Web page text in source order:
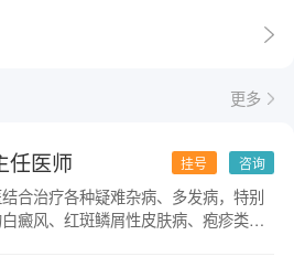
更多
咨询
挂号
任医师
合治疗各种疑难杂病、多发病，特别
癜风、红斑鳞屑性皮肤病、疱疹类皮